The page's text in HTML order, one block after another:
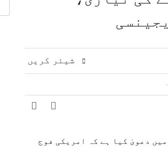
سے اظہارِ یکجہتی
تبادلہ خیال
شیئر کریں
دعویٰ کیا ہے کہ امریکی فوج